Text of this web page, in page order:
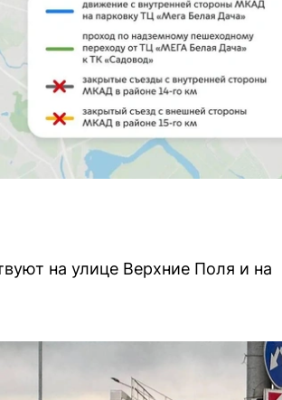
на улице Верхние Поля и на